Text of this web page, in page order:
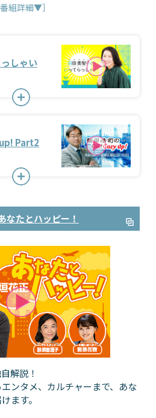
番組詳細▼］
しゃい
Part2
なたとハッピー！
解説！
ンタメ、カルチャーまで、あな
ます。